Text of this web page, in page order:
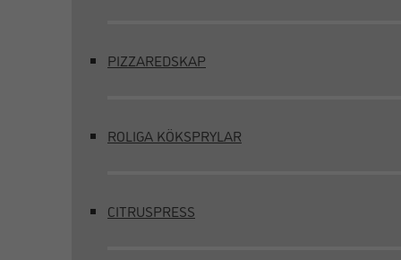
PIZZAREDSKAP
ROLIGA KÖKSPRYLAR
CITRUSPRESS